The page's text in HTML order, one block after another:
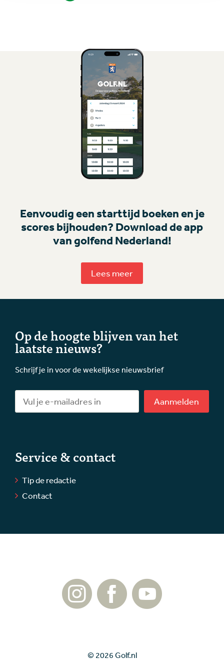
Eenvoudig een starttijd boeken en je
scores bijhouden? Download de app
van golfend Nederland!
Lees meer
Op de hoogte blijven van het
laatste nieuws?
Schrijf je in voor de wekelijkse nieuwsbrief
Aanmelden
Service & contact
Tip de redactie
Contact
© 2026 Golf.nl